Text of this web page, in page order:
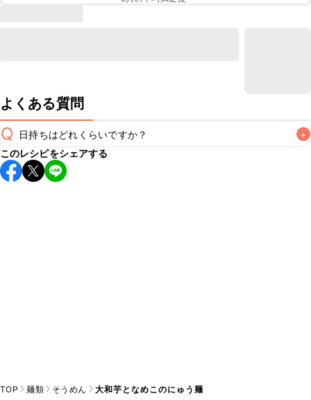
よくある質問
Q 日持ちはどれくらいですか？ +
こちらのレシピは出来たてをお召し上がりいただくことをお
すすめします。
このレシピをシェアする
TOP 麺類 そうめん 大和芋となめこのにゅう麺